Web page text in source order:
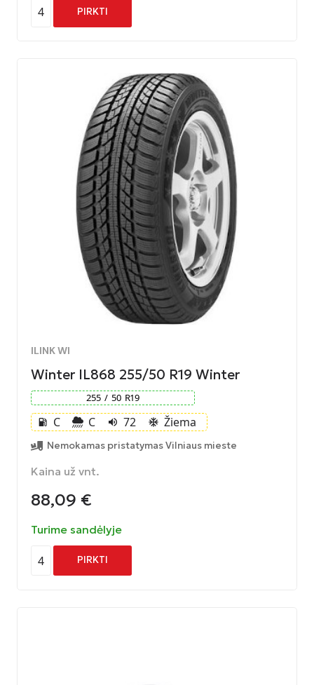
4 PIRKTI
ILINK WI
Winter IL868 255/50 R19 Winter
255 / 50 R19
local_gas_station C C volume_up 72 ac_unit Žiema
Nemokamas pristatymas Vilniaus mieste
Kaina už vnt.
88,09 €
Turime sandėlyje
4 PIRKTI